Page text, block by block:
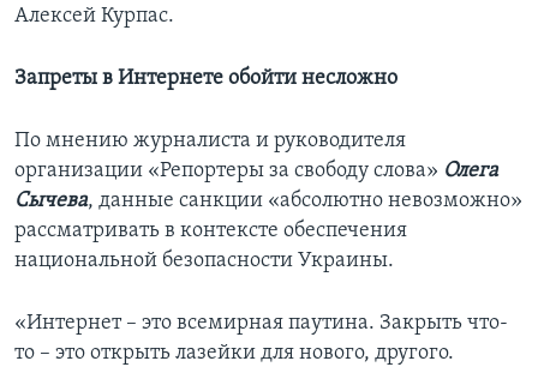
Алексей Курпас.
Запреты в Интернете обойти несложно
По мнению журналиста и руководителя
организации «Репортеры за свободу слова» Олега
Сычева, данные санкции «абсолютно невозможно»
рассматривать в контексте обеспечения
национальной безопасности Украины.
«Интернет – это всемирная паутина. Закрыть что-
то – это открыть лазейки для нового, другого.